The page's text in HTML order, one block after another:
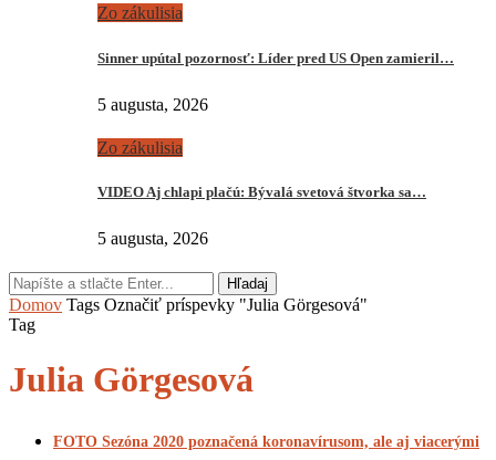
Zo zákulisia
Sinner upútal pozornosť: Líder pred US Open zamieril…
5 augusta, 2026
Zo zákulisia
VIDEO Aj chlapi plačú: Bývalá svetová štvorka sa…
5 augusta, 2026
Hľadaj
Domov Tags Označiť príspevky "Julia Görgesová"
Tag
Julia Görgesová
FOTO Sezóna 2020 poznačená koronavírusom, ale aj viacerými